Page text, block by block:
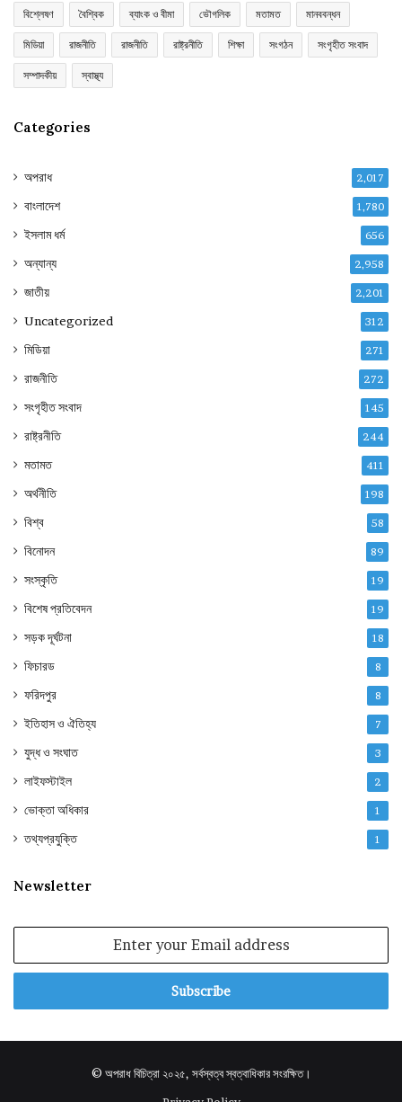
বিশ্লেষণ বৈশ্বিক ব্যাংক ও বীমা ভৌগলিক মতামত মানববন্ধন
মিডিয়া রাজনীতি রাজনীতি রাষ্ট্রনীতি শিক্ষা সংগঠন সংগৃহীত সংবাদ
সম্পাদকীয় স্বাস্থ্য
Categories
অপরাধ 2,017
বাংলাদেশ 1,780
ইসলাম ধর্ম 656
অন্যান্য 2,958
জাতীয় 2,201
Uncategorized 312
মিডিয়া 271
রাজনীতি 272
সংগৃহীত সংবাদ 145
রাষ্ট্রনীতি 244
মতামত 411
অর্থনীতি 198
বিশ্ব 58
বিনোদন 89
সংস্কৃতি 19
বিশেষ প্রতিবেদন 19
সড়ক দূর্ঘটনা 18
ফিচারড 8
ফরিদপুর 8
ইতিহাস ও ঐতিহ্য 7
যুদ্ধ ও সংঘাত 3
লাইফস্টাইল 2
ভোক্তা অধিকার 1
তথ্যপ্রযুক্তি 1
Newsletter
Email
© অপরাধ বিচিত্রা ২০২৫, সর্বস্বত্ব স্বত্বাধিকার সংরক্ষিত।